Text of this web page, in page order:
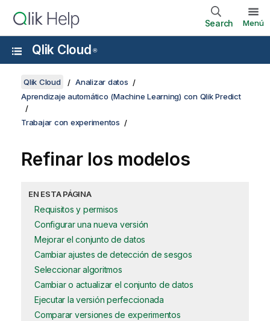
Search Menú
Qlik Cloud ®
Qlik Cloud
Analizar datos
Aprendizaje automático (Machine Learning) con Qlik Predict
Trabajar con experimentos
Refinar los modelos
EN ESTA PÁGINA
Requisitos y permisos
Configurar una nueva versión
Mejorar el conjunto de datos
Cambiar ajustes de detección de sesgos
Seleccionar algoritmos
Cambiar o actualizar el conjunto de datos
Ejecutar la versión perfeccionada
Comparar versiones de experimentos